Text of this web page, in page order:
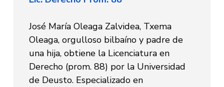
José María Oleaga Zalvidea, Txema
Oleaga, orgulloso bilbaíno y padre de
una hija, obtiene la Licenciatura en
Derecho (prom. 88) por la Universidad
de Deusto. Especializado en